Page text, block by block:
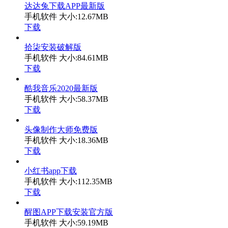
达达兔下载APP最新版
手机软件 大小:12.67MB
下载
拾柒安装破解版
手机软件 大小:84.61MB
下载
酷我音乐2020最新版
手机软件 大小:58.37MB
下载
头像制作大师免费版
手机软件 大小:18.36MB
下载
小红书app下载
手机软件 大小:112.35MB
下载
醒图APP下载安装官方版
手机软件 大小:59.19MB